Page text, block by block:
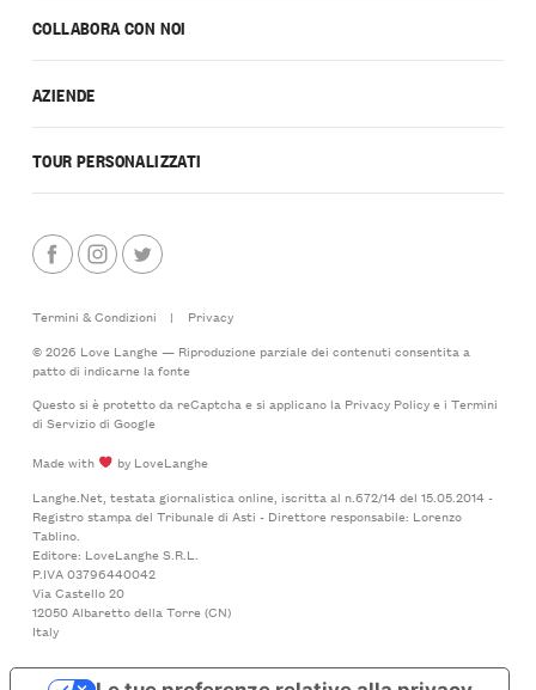
COLLABORA CON NOI
AZIENDE
TOUR PERSONALIZZATI
Termini & Condizioni |
Privacy
© 2026 Love Langhe — Riproduzione parziale dei contenuti consentita a
patto di indicarne la fonte
Questo si è protetto da reCaptcha e si applicano la Privacy Policye i Termini
di Serviziodi Google
Made with
by LoveLanghe
Langhe.Net, testata giornalistica online, iscritta al n.672/14 del 15.05.2014 -
Registro stampa del Tribunale di Asti - Direttore responsabile: Lorenzo
Tablino.
Editore: LoveLanghe S.R.L.
P.IVA 03796440042
Via Castello 20
12050 Albaretto della Torre (CN)
Italy